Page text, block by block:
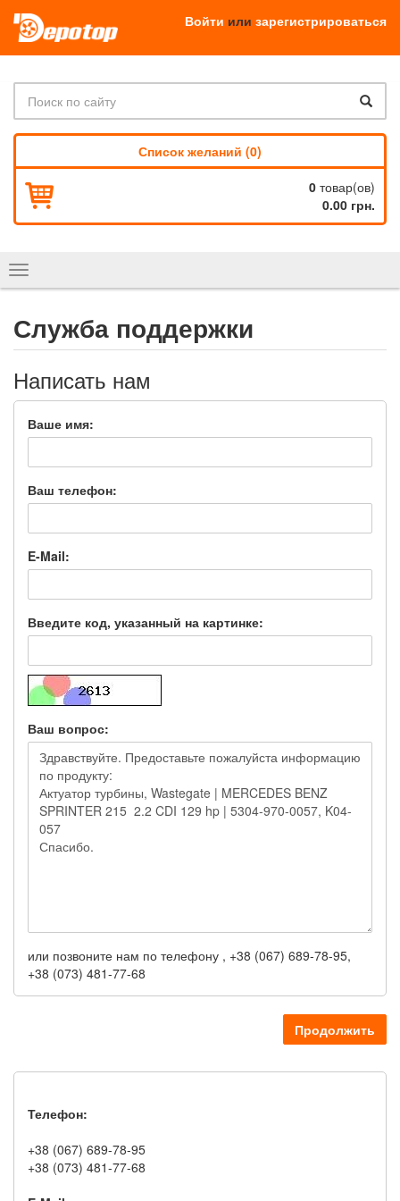
Войти или зарегистрироваться
Список желаний (0)
0 товар(ов)
0.00 грн.
Показать
навигацию
Служба поддержки
Написать нам
Ваше имя:
Ваш телефон:
E-Mail:
Введите код, указанный на картинке:
Ваш вопрос:
или позвоните нам по телефону , +38 (067) 689-78-95,
+38 (073) 481-77-68
Продолжить
Телефон:
+38 (067) 689-78-95
+38 (073) 481-77-68